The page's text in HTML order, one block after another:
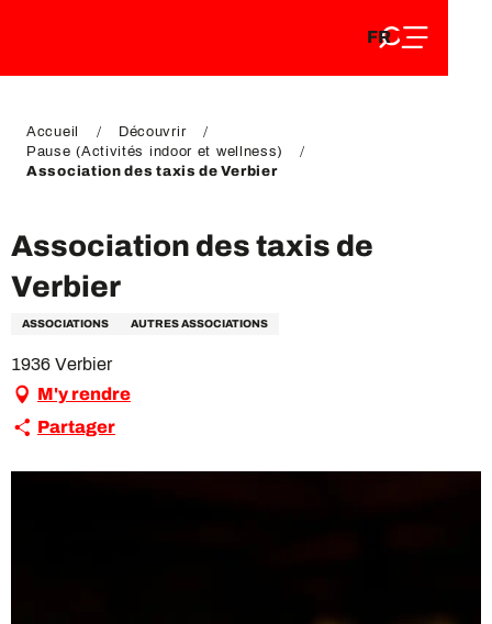
DE
FR
EN
Accueil
Découvrir
Pause (Activités indoor et wellness)
Association des taxis de Verbier
Association des taxis de
Verbier
ASSOCIATIONS AUTRES ASSOCIATIONS
1936 Verbier
M'y rendre
Partager